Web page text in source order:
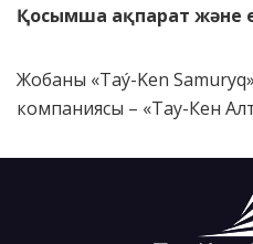
Қосымша ақпарат және
Жобаны «Taý-Ken
компаниясы – «Тау-Кен